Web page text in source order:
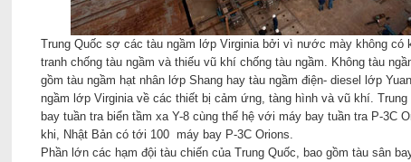
Trung Quốc sợ các tàu ngầm lớp Virginia bởi vì nước mày không có
tranh chống tàu ngầm và thiếu vũ khí chống tàu ngầm. Không tàu
gồm tàu ngầm hạt nhân lớp Shang hay tàu ngầm điện- diesel lớp
ngầm lớp Virginia về các thiết bị cảm ứng, tàng hình và vũ khí. Trung
bay tuần tra biển tầm xa Y-8 cùng thế hệ với máy bay tuần tra P-3C
khi, Nhật Bản có tới 100 máy bay P-3C Orions.
Phần lớn các hạm đội tàu chiến của Trung Quốc, bao gồm tàu sân